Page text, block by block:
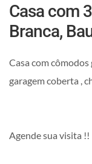
Casa com
Branca,
Casa com cômodos
garagem coberta ,
Agende sua visita !!